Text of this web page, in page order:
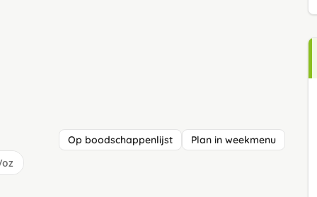
Op boodschappenlijst Plan in weekmenu